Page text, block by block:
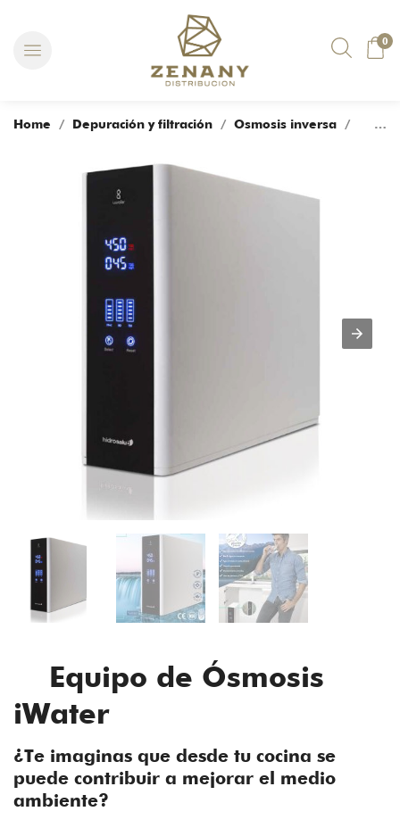
0
Home / Depuración y filtración / Osmosis inversa / Equipo de Ósmosis iWater
Equipo de Ósmosis
iWater
¿Te imaginas que desde tu cocina se
puede contribuir a mejorar el medio
ambiente?